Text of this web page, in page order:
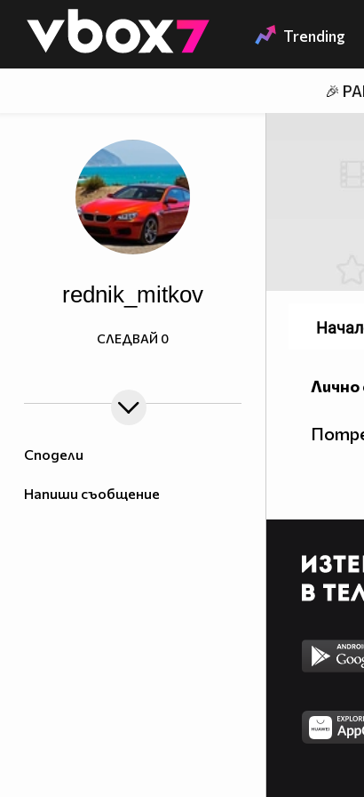
👾 Trending
🎉
Сподели
Напиши съобщение
rednik_mitkov
СЛЕДВАЙ 0
Лично